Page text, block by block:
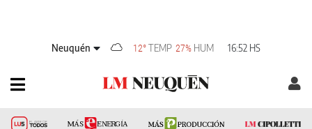
Neuquén 12° TEMP 27% HUM 16:52 HS